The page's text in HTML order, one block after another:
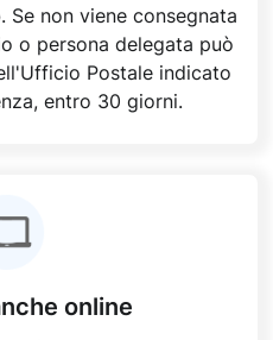
. Se non viene consegnata
o persona delegata può
Postale indicato
entro 30 giorni.
online